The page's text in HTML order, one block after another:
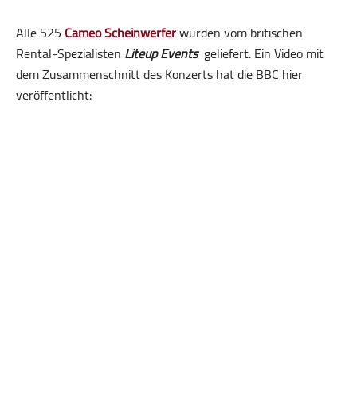
Alle 525 Cameo Scheinwerferwurden vom britischen
Rental-Spezialisten Liteup Eventsgeliefert. Ein Video mit
dem Zusammenschnitt des Konzerts hat die BBC hier
veröffentlicht: